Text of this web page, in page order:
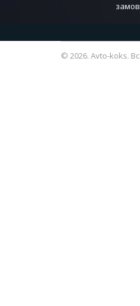
© 2026. Avto-koks.